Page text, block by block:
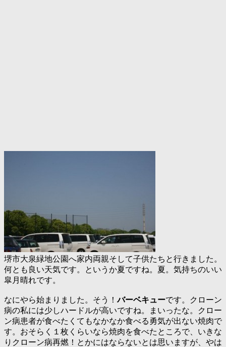
堺市大泉緑地公園へ家内両親そして子供たちと行きました。
何とも良い天気です。というか夏ですね。夏。気持ちのいい
皐月晴れです。
なにやら始まりました。そう！バーベキューです。クローン
病の私には少しハードルが高いですね。まいったな。クロー
ン病患者が食べたくてもなかなか食べる勇気が出ない焼肉で
す。おそらく１枚くらいなら焼肉を食べたところで、いきな
り クローン病再燃！ とかにはならないとは思いますが、やは